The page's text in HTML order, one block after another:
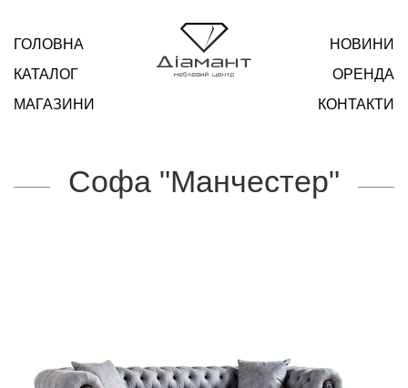
ГОЛОВНА
КАТАЛОГ
МАГАЗИНИ
НОВИНИ
ОРЕНДА
КОНТАКТИ
Софа "Манчестер"